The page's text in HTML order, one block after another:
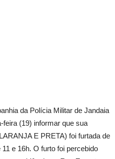
da Polícia Militar de Jandaia
feira (19) informar que sua
E PRETA) foi furtada de
e 16h. O furto foi percebido